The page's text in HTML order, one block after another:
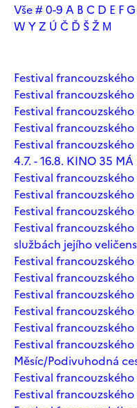
Vše# 0-9 A B C D E FG
W YZ Ú Č Ď ŠŽ М
Festival
Festival
Festival
Festival
Festival
4.7. - 16.8. KINO 35
Festival
Festival
Festival
Festival
službách jejího
Festival
Festival
Festival
Festival
Festival
Festival
Měsíc/Podivuhodná
Festival
Festival